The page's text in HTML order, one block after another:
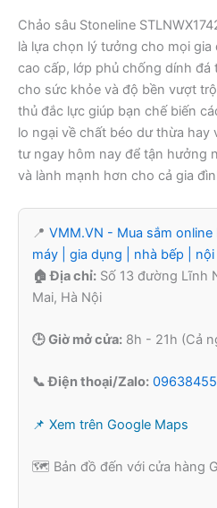
Chảo sâu Stoneline
là lựa chọn lý tưởng cho mọi gia
cao cấp, lớp phủ chống dính
cho sức khỏe và độ bền vượt
thủ đắc lực giúp bạn chế biến
lo ngại về chất béo dư thừa hay
tư ngay hôm nay để tận hưởng
và lành mạnh hơn cho cả gia
📍 VMM.VN - Mua sắm
máy | gia dụng | nhà bếp |
🏠 Địa chỉ: Số 13 đường Lĩnh
Mai, Hà Nội
🕒 Giờ mở cửa: 8h - 21h (Cả
📞 Điện thoại/Zalo:
📌 Xem trên Google Maps
🗺️ Bản đồ đến với cửa hàng